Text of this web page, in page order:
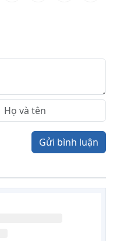
Gửi bình luận